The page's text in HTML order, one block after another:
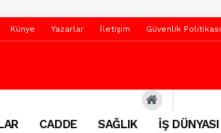
Künye Yazarlar İletişim Güvenlik Politikası
CADDE SAĞLIK İŞ DÜNYASI